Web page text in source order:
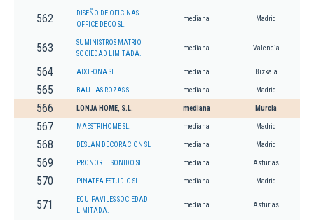
562
DISEÑO DE OFICINAS
OFFICE DECO SL.
mediana Madrid
563
SUMINISTROS MATRIO
SOCIEDAD LIMITADA.
mediana Valencia
564 AIXE-ONA SL mediana Bizkaia
565 BAU LAS ROZAS SL mediana Madrid
566 LONJA HOME, S.L. mediana Murcia
567 MAESTRIHOME SL. mediana Madrid
568 DESLAN DECORACION SL mediana Madrid
569 PRONORTE SONIDO SL mediana Asturias
570 PINATEA ESTUDIO SL. mediana Madrid
571
EQUIPAVILES SOCIEDAD
LIMITADA.
mediana Asturias